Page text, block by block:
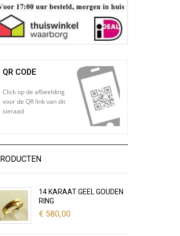
QR CODE
Click op de afbeelding
voor de QR link van dit
sieraad
14 KARAAT GEEL GOUDEN
RING
€580,00